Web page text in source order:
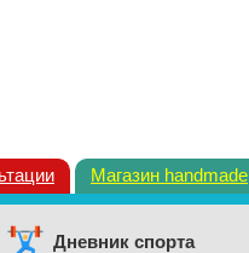
Магазин handmade
Дневник спорта